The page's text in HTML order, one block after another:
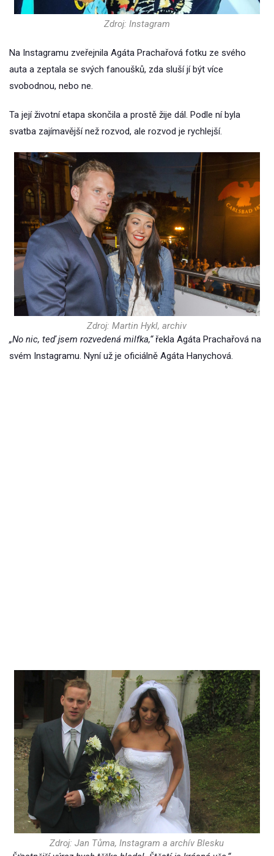
Zdroj: Instagram
Na Instagramu zveřejnila Agáta Prachařová fotku ze svého
auta a zeptala se svých fanoušků, zda sluší jí být více
svobodnou, nebo ne.
Ta její životní etapa skončila a prostě žije dál. Podle ní byla
svatba zajímavější než rozvod, ale rozvod je rychlejší.
Zdroj: Martin Hykl, archiv
„No nic, teď jsem rozvedená milfka,“řekla Agáta Prachařová na
svém Instagramu. Nyní už je oficiálně Agáta Hanychová.
Zdroj: Jan Tůma, Instagram a archív Blesku